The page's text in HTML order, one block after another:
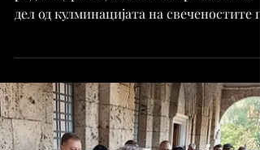
(Видео) Бугарското државно знаме се
Бугарското државно знаме се развеа над
ридот Царевец во Велико Трново како
дел од кулминацијата на свеченостите